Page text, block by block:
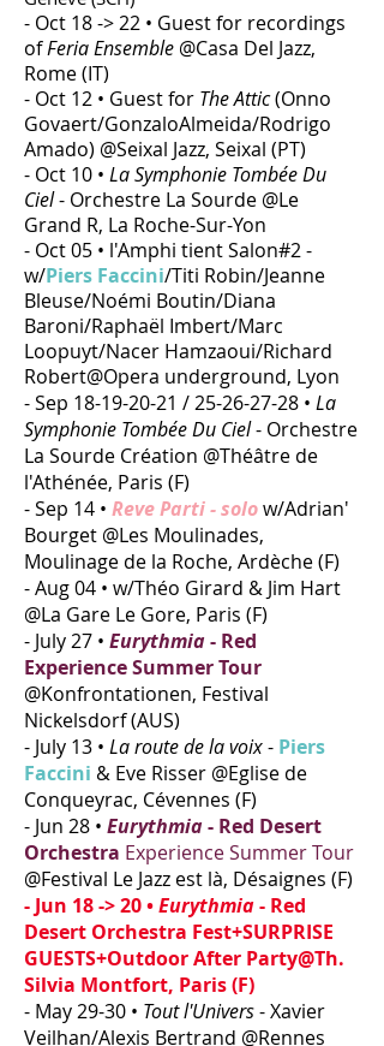
- Oct 18 -> 22 • Guest for recordings
ofFeria Ensemble @Casa Del Jazz,
Rome (IT)
- Oct 12 • Guest for The Attic(Onno
Govaert/GonzaloAlmeida/Rodrigo
Amado) @Seixal Jazz, Seixal (PT)
- Oct 10 • La Symphonie Tombée Du
Ciel- Orchestre La Sourde @Le
Grand R, La Roche-Sur-Yon
- Oct 05 • l'Amphi tient Salon#2 -
w/Piers Faccini/Titi Robin/Jeanne
Bleuse/Noémi Boutin/Diana
Baroni/Raphaël Imbert/Marc
Loopuyt/Nacer Hamzaoui/Richard
Robert@Opera underground, Lyon
- Sep 18-19-20-21 /25-26-27-28 • La
Symphonie Tombée Du Ciel- Orchestre
La Sourde Création @Théâtre de
l'Athénée, Paris (F)​
- Sep 14 • Reve Parti - solow/Adrian'
Bourget @Les Moulinades,
Moulinage de la Roche, Ardèche (F)
- Aug 04 • w/Théo Girard & Jim Hart
@La Gare Le Gore, Paris (F)
- July 27 • Eurythmia- Red
Experience Summer Tour
@Konfrontationen, Festival
Nickelsdorf (AUS)
- July 13 • La route de la voix- Piers
Faccini & Eve Risser @Eglise de
Conqueyrac, Cévennes (F)
- Jun 28 • Eurythmia- Red Desert
Orchestra Experience Summer Tour
@Festival Le Jazz est là, Désaignes (F)
- Jun 18 -> 20 •Eurythmia- Red
Desert Orchestra Fest+SURPRISE
GUESTS+Outdoor After Party@Th.
Silvia Montfort, Paris (F)
- May 29-30 • Tout l'Univers- Xavier
Veilhan/Alexis Bertrand @Rennes